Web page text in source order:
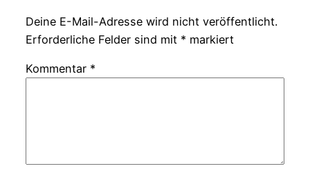
Deine E-Mail-Adresse wird nicht veröffentlicht.
Erforderliche Felder sind mit * markiert
Kommentar *